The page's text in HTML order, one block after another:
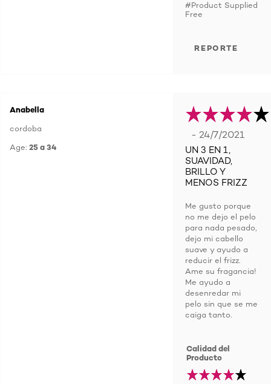
#Product Supplied
Free
REPORTE
Anabella
cordoba
Age: 25 a 34
- 24/7/2021
UN 3 EN 1,
SUAVIDAD,
BRILLO Y
MENOS FRIZZ
Me gusto porque
no me dejo el pelo
para nada pesado,
dejo mi cabello
suave y ayudo a
reducir el frizz.
Ame su fragancia!
Me ayudo a
desenredar mi
pelo sin que se me
caiga tanto.
Calidad del
Producto